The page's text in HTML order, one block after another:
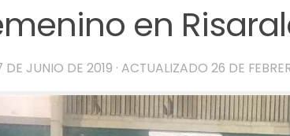
en
DE JUNIO DE 2019 · ACTUALIZADO 26 DE